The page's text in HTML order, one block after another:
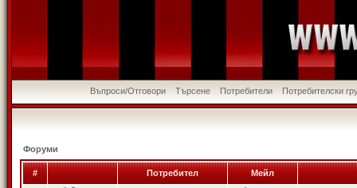
Въпроси/Отговори Търсене Потребители Потребителски
Форуми
# Потребител Мейл